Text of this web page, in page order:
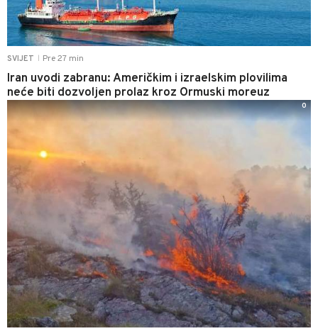
SVIJET Pre 27 min
Iran uvodi zabranu: Američkim i izraelskim plovilima
neće biti dozvoljen prolaz kroz Ormuski moreuz
0